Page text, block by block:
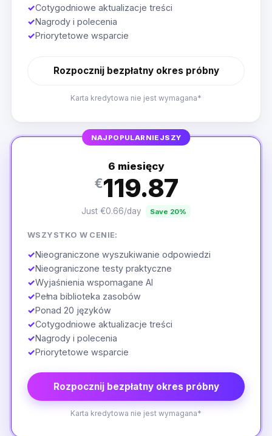
✓Cotygodniowe aktualizacje treści
✓Nagrody i polecenia
✓Priorytetowe wsparcie
Rozpocznij bezpłatny okres próbny
Karta kredytowa nie jest wymagana*
NAJPOPULARNIEJSZY
6 miesięcy
€119.87
Just €0.66/day Save 20%
WSZYSTKO W CENIE:
✓Nieograniczone wyszukiwanie odpowiedzi
✓Nieograniczone testy praktyczne
✓Wyjaśnienia wspomagane AI
✓Pełna biblioteka zasobów
✓Ponad 20 języków
✓Cotygodniowe aktualizacje treści
✓Nagrody i polecenia
✓Priorytetowe wsparcie
Rozpocznij bezpłatny okres próbny
Karta kredytowa nie jest wymagana*